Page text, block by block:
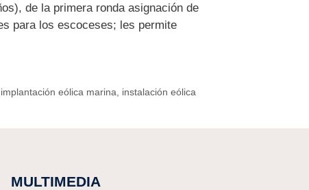
de la primera ronda asignación de
para los escoceses; les permite
implantación eólica marina
instalación eólica
MULTIMEDIA